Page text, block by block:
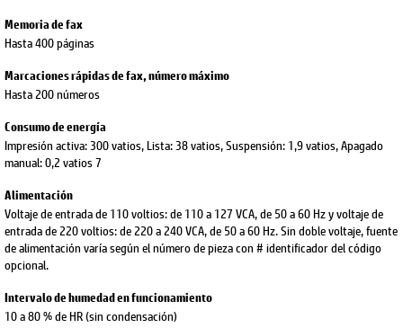
Memoria de fax
Hasta 400 páginas
Marcaciones rápidas de fax, número máximo
Hasta 200 números
Consumo de energía
Impresión activa: 300 vatios, Lista: 38 vatios, Suspensión: 1,9 vatios, Apagado
manual: 0,2 vatios 7
Alimentación
Voltaje de entrada de 110 voltios: de 110 a 127 VCA, de 50 a 60 Hz y voltaje de
entrada de 220 voltios: de 220 a 240 VCA, de 50 a 60 Hz. Sin doble voltaje, fuente
de alimentación varía según el número de pieza con # identificador del código
opcional.
Intervalo de humedad en funcionamiento
10 a 80 % de HR (sin condensación)